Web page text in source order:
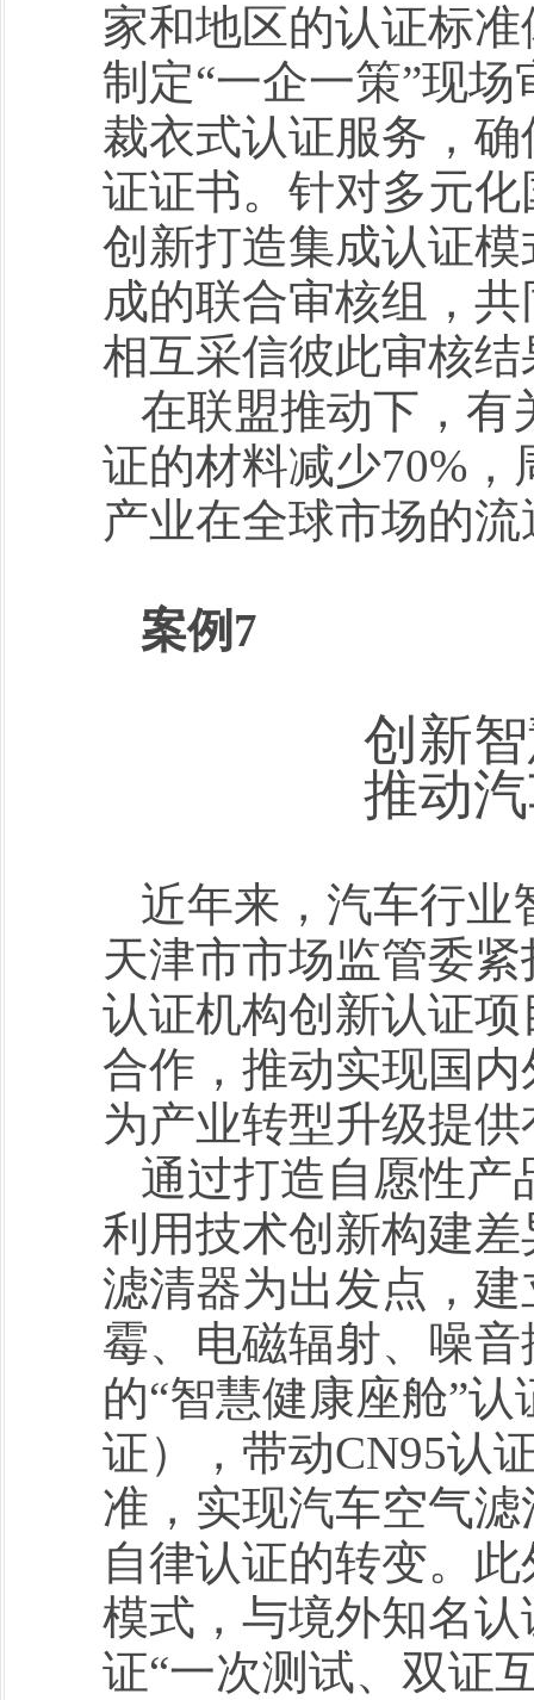
家和地区的认证标
制定“一企一策”现
裁衣式认证服务，
证证书。针对多元
创新打造集成认证
成的联合审核组，
相互采信彼此审核
在联盟推动下，有
证的材料减少70%
产业在全球市场的
案例7
创新
推动
近年来，汽车行业
天津市市场监管委
认证机构创新认证
合作，推动实现国
为产业转型升级提
通过打造自愿性产
利用技术创新构建
滤清器为出发点，
霉、电磁辐射、噪
的“智慧健康座舱”
证），带动CN95认
准，实现汽车空气
自律认证的转变。
模式，与境外知名
证“一次测试、双证